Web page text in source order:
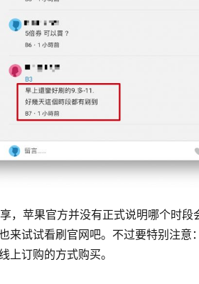
，苹果官方并没有正式说明哪个时
来试试看刷官网吧。不过要特别注
上订购的方式购买。